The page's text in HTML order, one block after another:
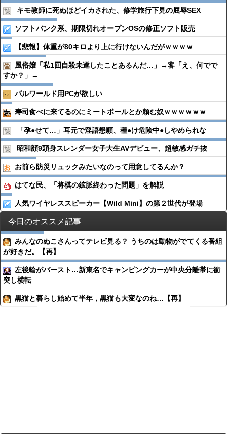
キモ教師に死ぬほどイカされた、修学旅行下見の屈辱SEX
ソフトバンク系、期限切れオープンOSの修正ソフト販売
【悲報】体重が80キロより上に行けないんだがｗｗｗｗ
風俗嬢「私1回自殺未遂したことあるんだ…」→客「え、何でで
すか？」→
パルワールド用PCが欲しい
寿司食べに来てるのにミートボールとか頼む奴ｗｗｗｗｗｗ
「孕●︎せて…」耳元で淫語懇願、種●︎け危険中●︎しやめられな
昭和顔9頭身スレンダー女子大生AVデビュー、超敏感ガチ抜
お前ら防災リュックみたいなのって用意してるんか？
はてな民、「将棋の鉱脈終わった問題」を解説
人気ワイヤレススピーカー【Wild Mini】の第２世代が登場
今日のオススメ記事
みんなのぬこさんってテレビ見る？ うちのは動物がでてくる番組
が好きだ。【再】
左後輪がバースト…新東名でキャンピングカーが中央分離帯に衝
突し横転
黒猫と暮らし始めて半年，黒猫も大変なのね…【再】